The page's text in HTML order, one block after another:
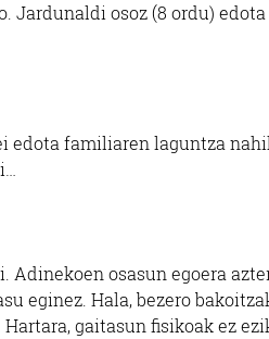
Jardunaldi osoz (8 ordu)
edota familiaren laguntza
Adinekoen osasun egoera
eginez. Hala, bezero
gaitasun fisikoak ez